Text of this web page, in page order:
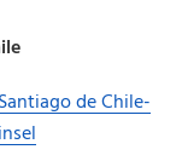
de Chile-